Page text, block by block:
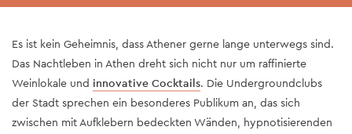
Es ist kein Geheimnis, dass Athener gerne lange unterwegs sind.
Das Nachtleben in Athen dreht sich nicht nur um raffinierte
Weinlokale und innovative Cocktails. Die Undergroundclubs
der Stadt sprechen ein besonderes Publikum an, das sich
zwischen mit Aufklebern bedeckten Wänden, hypnotisierenden